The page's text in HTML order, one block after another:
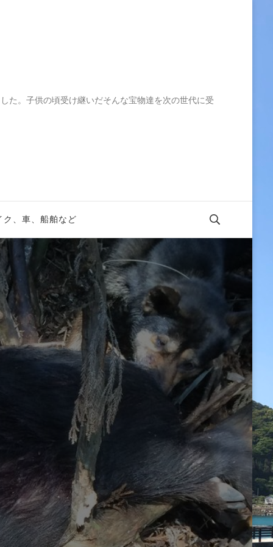
た。子供の頃受け継いだそんな宝物達を次の世代に受
ク、車、船舶など